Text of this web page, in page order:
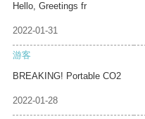
Hello, Greetings fr
2022-01-31
游客
BREAKING! Portable CO2
2022-01-28